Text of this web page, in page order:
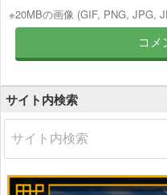
※20MBの画像 (GIF, PNG, JPG,
サイト内検索